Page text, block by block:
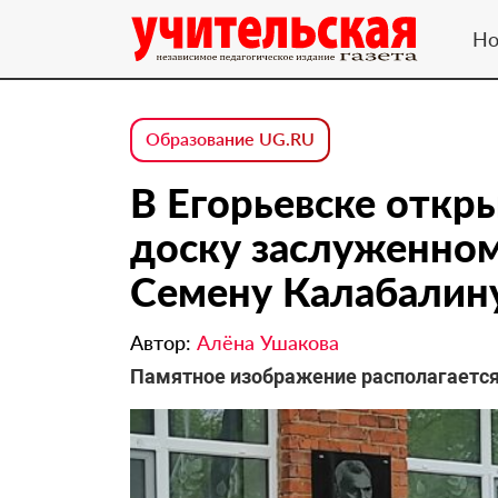
Образование UG.RU
В Егорьевске
доску
Семену
Автор: Алёна Ушакова
Памятное изображение